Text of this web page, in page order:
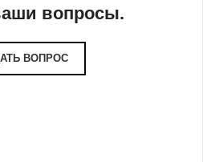
вопросы.
ВОПРОС